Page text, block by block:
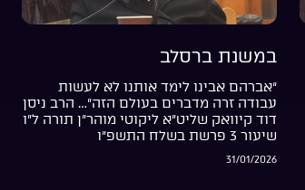
במשנת ברסלב
“אברהם אבינו לימד אותנו לא לעשות
עבודה זרה מדברים בעולם הזה”… הרב ניסן
דוד קיוואק שליט”א ליקוטי מוהר”ן תורה ל”ו
שיעור 3 פרשת בשלח התשפ”ו
31/01/2026